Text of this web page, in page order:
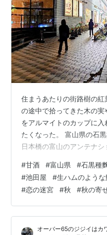
住まうあたりの街路樹の
の途中で拾ってきた木の
をアルマイトのカップに
たくなった。 富山県の石
日本橋の富山のアンテナ
節にした。 伊勢佐木町の
ような鰹節®食べる削り節
塩と胡椒のおにぎりにアク
のだ。 甘酒はレンジで温
だった。 合う。 本を広げ
ている自室の机の上で探
#甘酒 #富山県 #石黒種
#池田屋 #生ハムのような
#恋の迷宮 #秋 #秋の寄
オーバー65のジジイはカ